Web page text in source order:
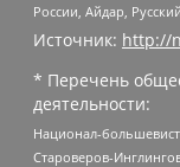
России, Айдар,
Источник: http://
* Перечень
деятельности:
Национал-
Староверов-